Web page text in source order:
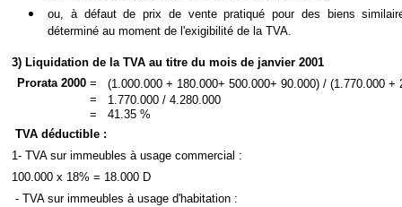
ou, à défaut de prix de vente pratiqué pour des biens
déterminé au moment de l'exigibilité de la TVA.
3) Liquidation de la TVA au titre du mois de janvier 2001
Prorata 2000 =
(1.000.000 + 180.000+ 500.000+ 90.000) / (1.770.000 +
=
1.770.000 / 4.280.000
=
41.35 %
TVA déductible :
1- TVA sur immeubles à usage commercial :
100.000 x 18% = 18.000 D
- TVA sur immeubles à usage d'habitation :